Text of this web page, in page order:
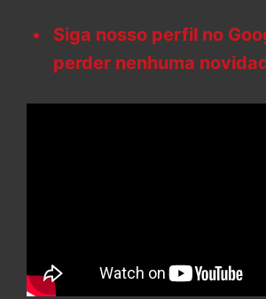
Siga nosso perfil no
perder nenhuma